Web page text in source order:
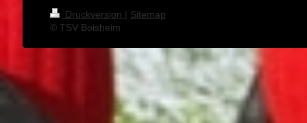
Druckversion | Sitemap
© TSV Boisheim